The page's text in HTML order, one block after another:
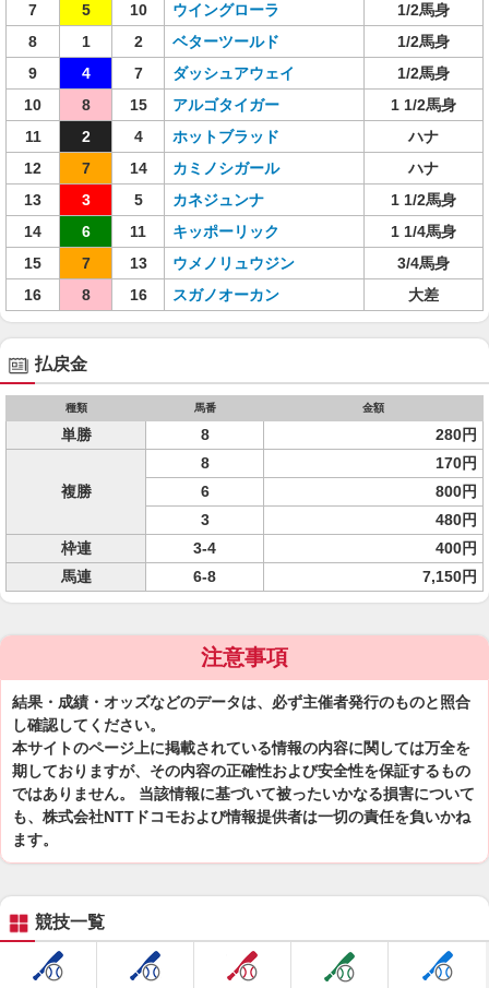
7
5 10 ウイングローラ
1/2馬身
8
1 2 ベターツールド
1/2馬身
9
4 7 ダッシュアウェイ
1/2馬身
10
8 15 アルゴタイガー
1 1/2馬身
11
2 4 ホットブラッド
ハナ
12
7 14 カミノシガール
ハナ
13
3 5 カネジュンナ
1 1/2馬身
14
6 11 キッポーリック
1 1/4馬身
15
7 13 ウメノリュウジン
3/4馬身
16
8 16 スガノオーカン 大差
払戻金
種類 馬番 金額
単勝 8 280円
複勝
8
170円
6
800円
3
480円
枠連
3-4
400円
馬連
6-8 7,150円
注意事項
結果・成績・オッズなどのデータは、必ず主催者発行のものと照合
し確認してください。
本サイトのページ上に掲載されている情報の内容に関しては万全を
期しておりますが、その内容の正確性および安全性を保証するもの
ではありません。 当該情報に基づいて被ったいかなる損害について
も、株式会社NTTドコモおよび情報提供者は一切の責任を負いかね
ます。
競技一覧